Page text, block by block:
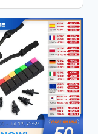
5500 5600
지원)